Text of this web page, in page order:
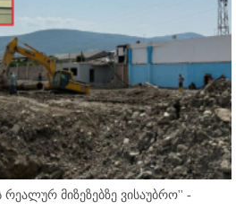
რეალურ მიზეზებზე ვისაუბრო'' -